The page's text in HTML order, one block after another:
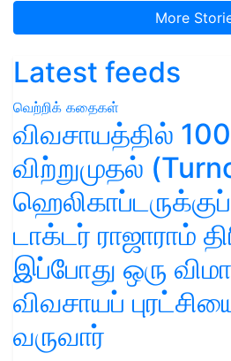
More
Latest feeds
வெற்றிக் கதைகள்
விவசாயத்தில்
விற்றுமுதல்
ஹெலிகாப்டருக்குப்
டாக்டர் ராஜாராம்
இப்போது ஒரு
விவசாயப்
வருவார்